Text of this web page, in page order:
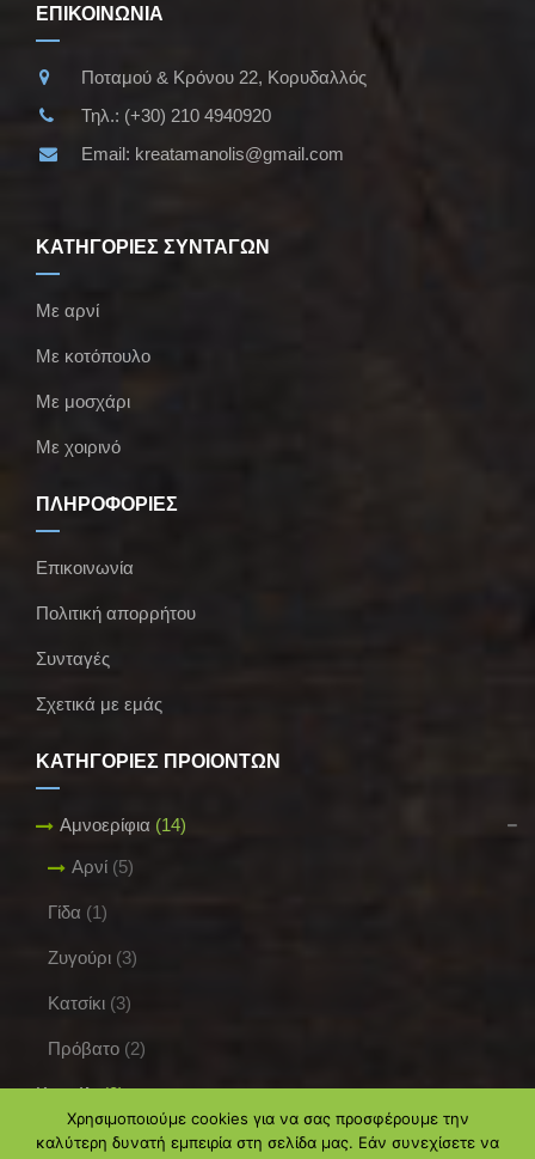
ΕΠΙΚΟΙΝΩΝΙΑ
Ποταμού & Κρόνου 22, Κορυδαλλός
Τηλ.: (+30) 210 4940920
Email: kreatamanolis@gmail.com
ΚΑΤΗΓΟΡΙΕΣ ΣΥΝΤΑΓΩΝ
Με αρνί
Με κοτόπουλο
Με μοσχάρι
Με χοιρινό
ΠΛΗΡΟΦΟΡΙΕΣ
Επικοινωνία
Πολιτική απορρήτου
Συνταγές
Σχετικά με εμάς
ΚΑΤΗΓΟΡΙΕΣ ΠΡΟΪΟΝΤΩΝ
Αμνοερίφια (14)
Αρνί (5)
Γίδα (1)
Ζυγούρι (3)
Κατσίκι (3)
Πρόβατο (2)
Κουνέλι (0)
Μοσχαρίσιο Κρέας (38)
Χρησιμοποιούμε cookies για να σας προσφέρουμε την
καλύτερη δυνατή εμπειρία στη σελίδα μας. Εάν συνεχίσετε να